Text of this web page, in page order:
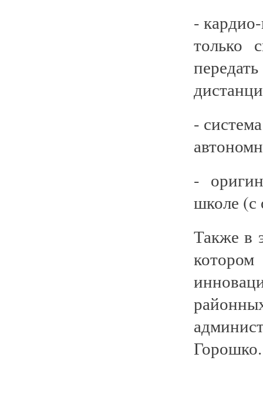
-
только
-
-
школе (с
Также в
котором
Горошко.